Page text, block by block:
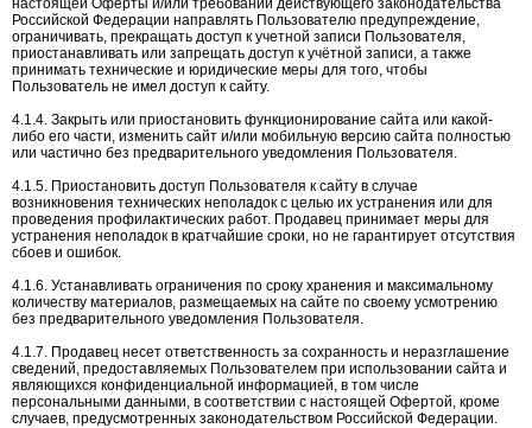
настоящей Оферты и/или требований действующего законодательства
Российской Федерации направлять Пользователю предупреждение,
ограничивать, прекращать доступ к учетной записи Пользователя,
приостанавливать или запрещать доступ к учётной записи, а также
принимать технические и юридические меры для того, чтобы
Пользователь не имел доступ к сайту.
4.1.4. Закрыть или приостановить функционирование сайта или какой-
либо его части, изменить сайт и/или мобильную версию сайта полностью
или частично без предварительного уведомления Пользователя.
4.1.5. Приостановить доступ Пользователя к сайту в случае
возникновения технических неполадок с целью их устранения или для
проведения профилактических работ. Продавец принимает меры для
устранения неполадок в кратчайшие сроки, но не гарантирует отсутствия
сбоев и ошибок.
4.1.6. Устанавливать ограничения по сроку хранения и максимальному
количеству материалов, размещаемых на сайте по своему усмотрению
без предварительного уведомления Пользователя.
4.1.7. Продавец несет ответственность за сохранность и неразглашение
сведений, предоставляемых Пользователем при использовании сайта и
являющихся конфиденциальной информацией, в том числе
персональными данными, в соответствии с настоящей Офертой, кроме
случаев, предусмотренных законодательством Российской Федерации.